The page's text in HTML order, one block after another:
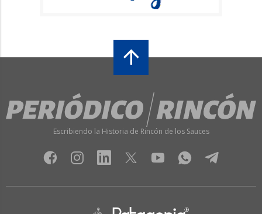
Escribiendo la Historia de Rincón de los Sauces